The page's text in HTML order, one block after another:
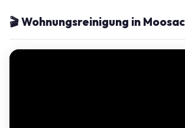
🎬 Wohnungsreinigung in